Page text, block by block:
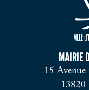
MAIRIE
15 Avenue
13820